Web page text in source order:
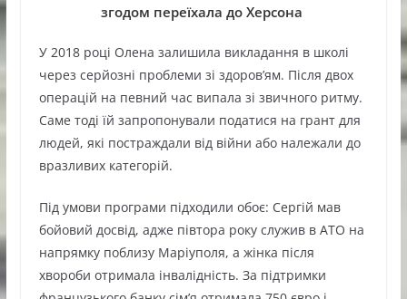
згодом переїхала до Херсона
У 2018 році Олена залишила викладання в школі
через серйозні проблеми зі здоров’ям. Після двох
операцій на певний час випала зі звичного ритму.
Саме тоді їй запропонували податися на грант для
людей, які постраждали від війни або належали до
вразливих категорій.
Під умови програми підходили обоє: Сергій мав
бойовий досвід, адже півтора року служив в АТО на
напрямку поблизу Маріуполя, а жінка після
хвороби отримала інвалідність. За підтримки